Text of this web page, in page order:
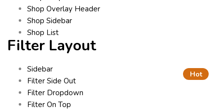
Shop Overlay Header
Shop Sidebar
Shop List
Filter Layout
Sidebar
Filter Side Out
Hot
Filter Dropdown
Filter On Top